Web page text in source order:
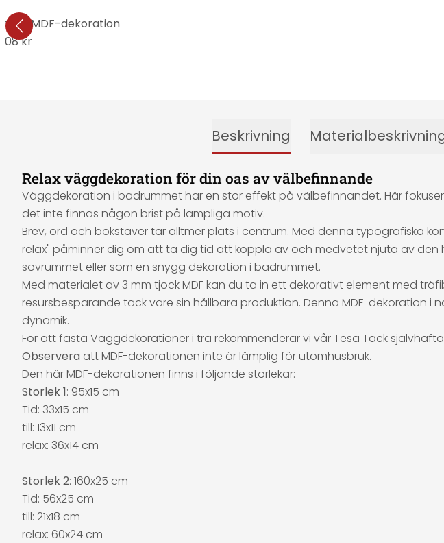
- MDF-dekoration
kr
Beskrivning
Relax väggdekoration för din oas av välbefinnande
Väggdekoration i badrummet har en stor effekt på välbefinnandet. Här
det inte finnas någon brist på lämpliga motiv.
Brev, ord och bokstäver tar alltmer plats i centrum. Med denna typografiska
relax" påminner dig om att ta dig tid att koppla av och medvetet njuta av
sovrummet eller som en snygg dekoration i badrummet.
Med materialet av 3 mm tjock MDF kan du ta in ett dekorativt element med
resursbesparande tack vare sin hållbara produktion. Denna MDF-dekoration
dynamik.
För att fästa Väggdekorationer i trä rekommenderar vi vår Tesa Tack
Observera att MDF-dekorationen inte är lämplig för utomhusbruk.
Den här MDF-dekorationen finns i följande storlekar:
Storlek 1: 95x15 cm
Tid: 33x15 cm
till: 13x11 cm
relax: 36x14 cm
Storlek 2: 160x25 cm
Tid: 56x25 cm
till: 21x18 cm
relax: 60x24 cm